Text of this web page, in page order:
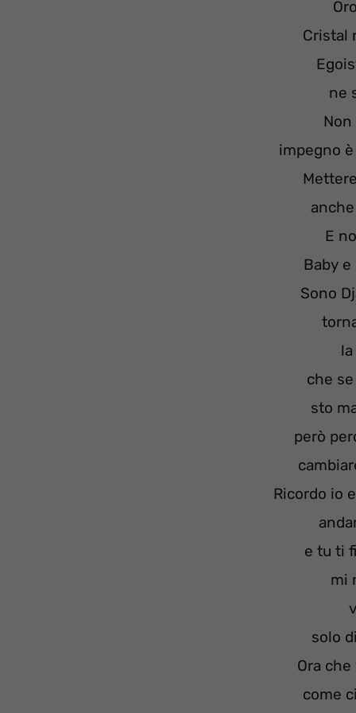
Cristal
ne
Non
impegno
E
Baby
Sono
che
sto
però
Ricordo io
e tu ti
mi
solo
Ora
come